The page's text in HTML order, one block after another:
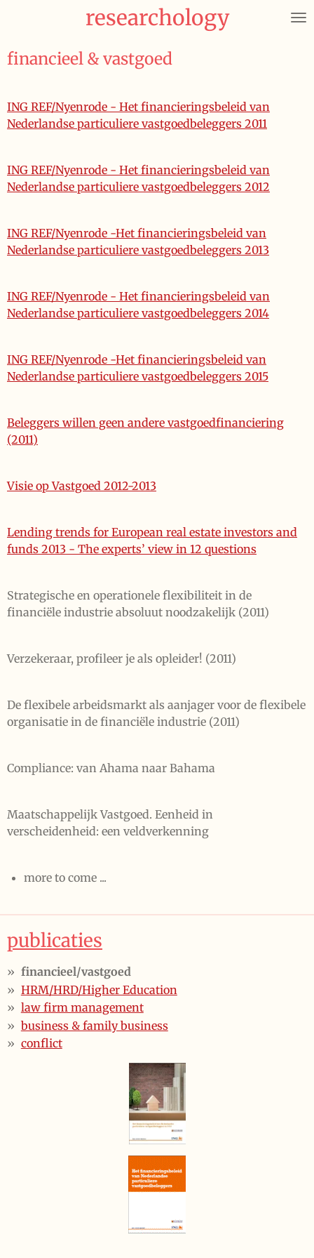
de
researchology
financieel & vastgoed
ING REF/Nyenrode - Het financieringsbeleid van
Nederlandse particuliere vastgoedbeleggers 2011
ING REF/Nyenrode - Het financieringsbeleid van
Nederlandse particuliere vastgoedbeleggers 2012
ING REF/Nyenrode -Het financieringsbeleid van
Nederlandse particuliere vastgoedbeleggers 2013
ING REF/Nyenrode - Het financieringsbeleid van
Nederlandse particuliere vastgoedbeleggers 2014
ING REF/Nyenrode -Het financieringsbeleid van
Nederlandse particuliere vastgoedbeleggers 2015
Beleggers willen geen andere vastgoedfinanciering
(2011)
Visie op Vastgoed 2012-2013
Lending trends for European real estate investors and
funds 2013 - The experts’ view in 12 questions
Strategische en operationele flexibiliteit in de
financiële industrie absoluut noodzakelijk (2011)
Verzekeraar, profileer je als opleider! (2011)
De flexibele arbeidsmarkt als aanjager voor de flexibele
organisatie in de financiële industrie (2011)
Compliance: van Ahama naar Bahama
Maatschappelijk Vastgoed. Eenheid in
verscheidenheid: een veldverkenning
more to come ...
publicaties
financieel/vastgoed
HRM/HRD/Higher Education
law firm management
business & family business
conflict